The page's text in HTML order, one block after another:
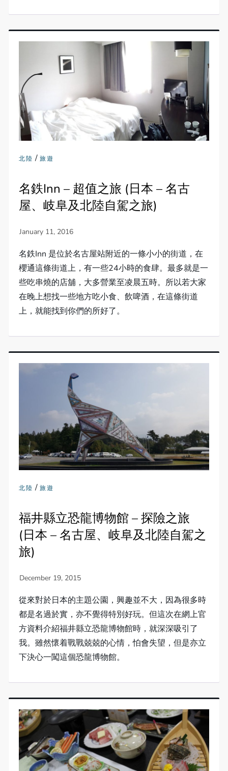
北陸 /旅遊
名鉄Inn – 超值之旅 (日本 – 名古
屋、岐阜及北陸自駕之旅)
名鉄Inn 是位於名古屋站附近的一條小小的街道，在
櫻通這條街道上，有一些24小時的食肆。最多就是一
些吃串燒的店舖，大多營業至凌晨五時。所以若大家
在晚上想找一些地方吃小食、飲啤酒，在這條街道
上，就能找到你們的所好了。
北陸 /旅遊
福井縣立恐龍博物館 – 探險之旅
(日本 – 名古屋、岐阜及北陸自駕之
旅)
從來對於日本的主題公園，興趣並不大，因為很多時
都是名過於實，亦不覺得特別好玩。但這次在網上官
方資料介紹福井縣立恐龍博物館時，就深深吸引了
我。雖然懷着戰戰兢兢的心情，怕會失望，但是亦立
下決心一闖這個恐龍博物館。